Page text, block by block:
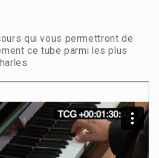
qui vous permettront de
ce tube parmi les plus